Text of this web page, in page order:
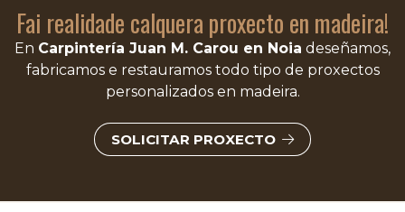
Fai realidade calquera proxecto en madeira!
En Carpintería Juan M. Carou en Noia deseñamos,
fabricamos e restauramos todo tipo de proxectos
personalizados en madeira.
SOLICITAR PROXECTO